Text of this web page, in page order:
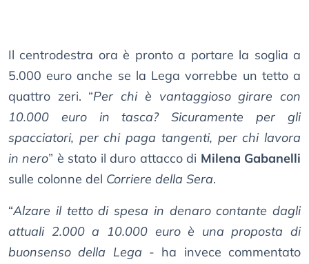
Il centrodestra ora è pronto a portare la soglia a
5.000 euro anche se la Lega vorrebbe un tetto a
quattro zeri. “Per chi è vantaggioso girare con
10.000 euro in tasca? Sicuramente per gli
spacciatori, per chi paga tangenti, per chi lavora
in nero” è stato il duro attacco di Milena Gabanelli
sulle colonne del Corriere della Sera.
“Alzare il tetto di spesa in denaro contante dagli
attuali 2.000 a 10.000 euro è una proposta di
buonsenso della Lega - ha invece commentato